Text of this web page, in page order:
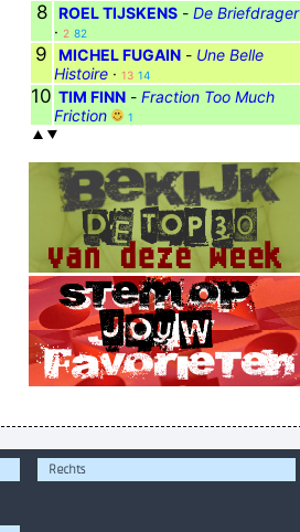
8 ROEL TIJSKENS - De Briefdrager
· 2 82
9 MICHEL FUGAIN - Une Belle
Histoire · 13 14
10 TIM FINN - Fraction Too Much
Friction
1
Rechts